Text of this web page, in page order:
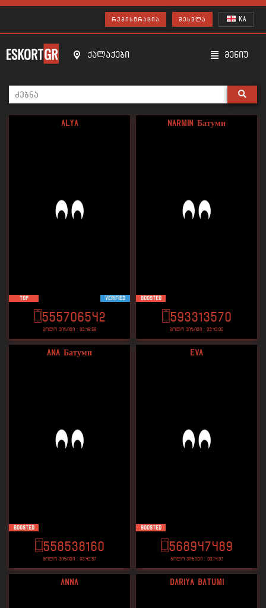
ᲠᲔᲒᲘᲡᲢᲠᲐᲪᲘᲐ ᲨᲔᲡᲕᲚᲐ KA
ქალაქები მენიუ
Alya
TOP VERIFIED
555706542
ბოლო ვიზიტი : 03:42:59
Narmin Батуми
Boosted
593313570
ბოლო ვიზიტი : 03:43:00
Ana Батуми
Boosted
558538160
ბოლო ვიზიტი : 03:42:57
Eva
Boosted
568947489
ბოლო ვიზიტი : 03:14:07
Anna Dariya batumi